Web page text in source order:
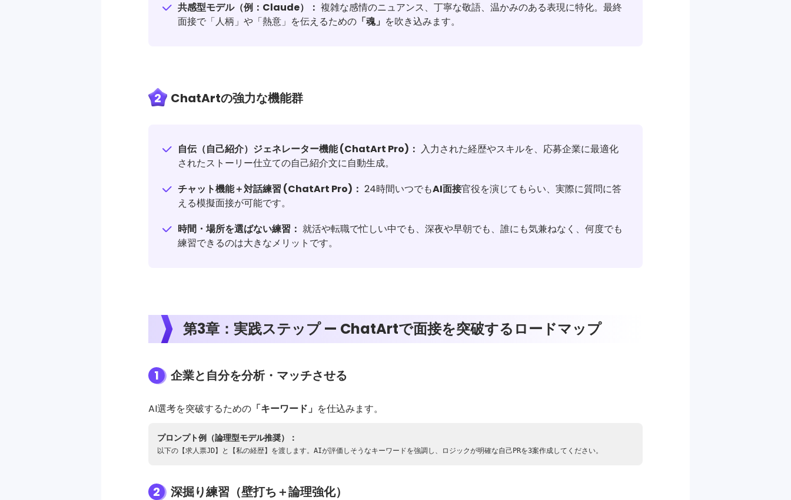
共感型モデル（例：Claude）： 複雑な感情のニュアンス、丁寧な敬語、温かみのある表現に特化。最終
面接で「人柄」や「熱意」を伝えるための 「魂」 を吹き込みます。
2 ChatArtの強力な機能群
自伝（自己紹介）ジェネレーター機能 (ChatArt Pro)： 入力された経歴やスキルを、応募企業に最適化
されたストーリー仕立ての自己紹介文に自動生成。
チャット機能＋対話練習 (ChatArt Pro)： 24時間いつでもAI面接官役を演じてもらい、実際に質問に答
える模擬面接が可能です。
時間・場所を選ばない練習： 就活や転職で忙しい中でも、深夜や早朝でも、誰にも気兼ねなく、何度でも
練習できるのは大きなメリットです。
第3章：実践ステップ — ChatArtで面接を突破するロードマップ
1 企業と自分を分析・マッチさせる
AI選考を突破するための 「キーワード」 を仕込みます。
プロンプト例（論理型モデル推奨）：
以下の【求人票JD】と【私の経歴】を渡します。AIが評価しそうなキーワードを強調し、ロジックが明確な自己PRを3案作成してください。
2 深掘り練習（壁打ち＋論理強化）